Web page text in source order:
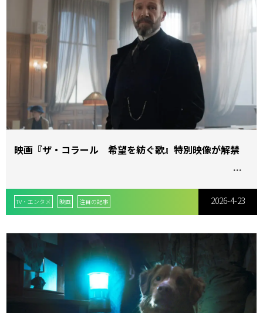
え
映画『ザ・コラール 希望を紡ぐ歌』特別映像が解禁
TV・エンタメ 映画 注目の記事 2026-4-23